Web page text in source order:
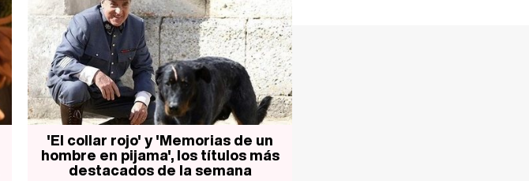
'El collar rojo' y 'Memorias de un
hombre en pijama', los títulos más
destacados de la semana